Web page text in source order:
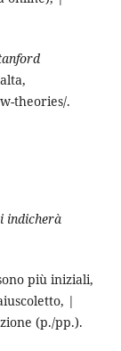
theories/.
indicherà
più iniziali,
|
(p./pp.).